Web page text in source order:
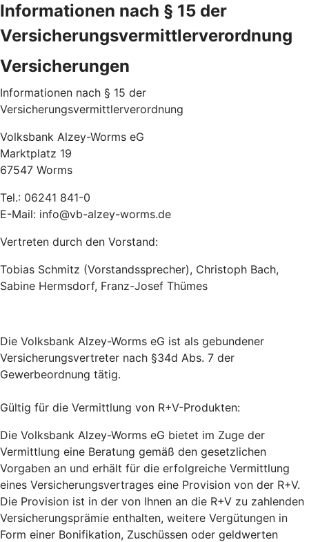
Informationen nach § 15 der
Versicherungsvermittlerverordnung
Versicherungen
Informationen nach § 15 der
Versicherungsvermittlerverordnung
Volksbank Alzey-Worms eG
Marktplatz 19
67547 Worms
Tel.: 06241 841-0
E-Mail: info@vb-alzey-worms.de
Vertreten durch den Vorstand:
Tobias Schmitz (Vorstandssprecher), Christoph Bach,
Sabine Hermsdorf, Franz-Josef Thümes
Die Volksbank Alzey-Worms eG ist als gebundener
Versicherungsvertreter nach §34d Abs. 7 der
Gewerbeordnung tätig.
Gültig für die Vermittlung von R+V-Produkten:
Die Volksbank Alzey-Worms eG bietet im Zuge der
Vermittlung eine Beratung gemäß den gesetzlichen
Vorgaben an und erhält für die erfolgreiche Vermittlung
eines Versicherungsvertrages eine Provision von der R+V.
Die Provision ist in der von Ihnen an die R+V zu zahlenden
Versicherungsprämie enthalten, weitere Vergütungen in
Form einer Bonifikation, Zuschüssen oder geldwerten